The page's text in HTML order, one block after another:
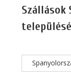
Szállások